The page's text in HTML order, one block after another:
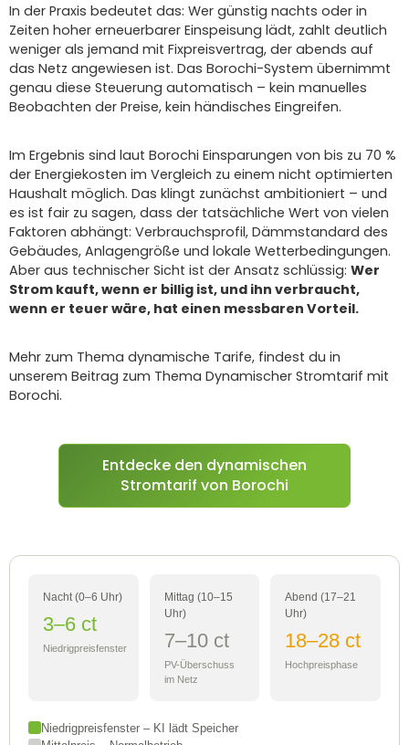
In der Praxis bedeutet das: Wer günstig nachts oder in
Zeiten hoher erneuerbarer Einspeisung lädt, zahlt deutlich
weniger als jemand mit Fixpreisvertrag, der abends auf
das Netz angewiesen ist. Das Borochi-System übernimmt
genau diese Steuerung automatisch – kein manuelles
Beobachten der Preise, kein händisches Eingreifen.
Im Ergebnis sind laut Borochi Einsparungen von bis zu 70 %
der Energiekosten im Vergleich zu einem nicht optimierten
Haushalt möglich. Das klingt zunächst ambitioniert – und
es ist fair zu sagen, dass der tatsächliche Wert von vielen
Faktoren abhängt: Verbrauchsprofil, Dämmstandard des
Gebäudes, Anlagengröße und lokale Wetterbedingungen.
Aber aus technischer Sicht ist der Ansatz schlüssig: Wer
Strom kauft, wenn er billig ist, und ihn verbraucht,
wenn er teuer wäre, hat einen messbaren Vorteil.
Mehr zum Thema dynamische Tarife, findest du in
unserem Beitrag zum Thema Dynamischer Stromtarif mit
Borochi.
Entdecke den dynamischen
Stromtarif von Borochi
Nacht (0–6 Uhr)
3–6 ct
Niedrigpreisfenster
Mittag (10–15
Uhr)
7–10 ct
PV-Überschuss
im Netz
Abend (17–21
Uhr)
18–28 ct
Hochpreisphase
Niedrigpreisfenster – KI lädt Speicher